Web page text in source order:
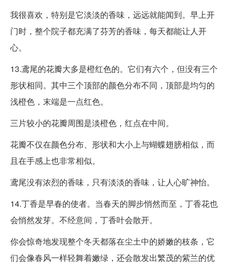
我很喜欢，特别是它淡淡的香味，远远就能闻到。早上开
门时，整个院子都充满了芬芳的香味，每天都能让人开
心。
13.鸢尾的花瓣大多是橙红色的。它们有六个，但没有三个
形状相同。其中三个顶部的颜色分布不同，顶部是均匀的
浅橙色，末端是一点红色。
三片较小的花瓣周围是淡橙色，红点在中间。
花瓣不仅在颜色分布、形状和大小上与蝴蝶翅膀相似，而
且在手感上也非常相似。
鸢尾没有浓烈的香味，只有淡淡的香味，让人心旷神怡。
14.丁香是早春的使者。当春天的脚步悄然而至，丁香花也
会悄然发芽。不经意间，丁香叶会散开。
你会惊奇地发现整个冬天都落在尘土中的娇嫩的枝条，它
们会像春风一样轻舞着嫩绿，还会散发出繁茂的紫兰的优